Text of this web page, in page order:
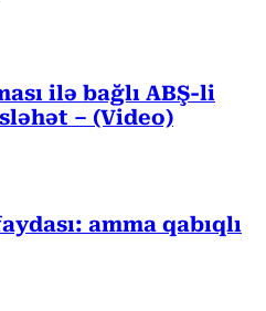
ilə bağlı ABŞ-li
– (Video)
amma qabıqlı